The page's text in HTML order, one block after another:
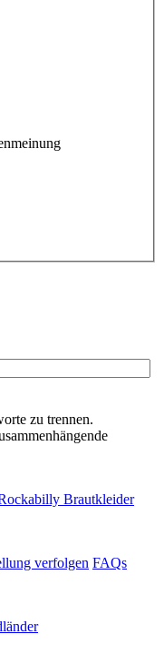
zu trennen.
Brautkleider
verfolgen FAQs